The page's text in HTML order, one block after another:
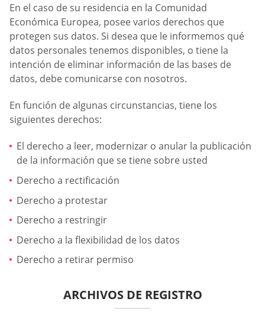
En el caso de su residencia en la Comunidad
Económica Europea, posee varios derechos que
protegen sus datos. Si desea que le informemos qué
datos personales tenemos disponibles, o tiene la
intención de eliminar información de las bases de
datos, debe comunicarse con nosotros.
En función de algunas circunstancias, tiene los
siguientes derechos:
El derecho a leer, modernizar o anular la publicación
de la información que se tiene sobre usted
Derecho a rectificación
Derecho a protestar
Derecho a restringir
Derecho a la flexibilidad de los datos
Derecho a retirar permiso
ARCHIVOS DE REGISTRO